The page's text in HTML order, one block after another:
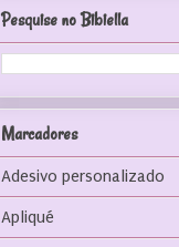
Pesquise no Bibiella
Marcadores
Adesivo personalizado
Apliqué